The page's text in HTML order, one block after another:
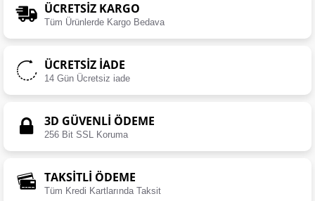
ÜCRETSIZ KARGO
Tüm Ürünlerde Kargo Bedava
ÜCRETSIZ İADE
14 Gün Ücretsiz iade
3D GÜVENLİ ÖDEME
256 Bit SSL Koruma
TAKSİTLİ ÖDEME
Tüm Kredi Kartlarında Taksit